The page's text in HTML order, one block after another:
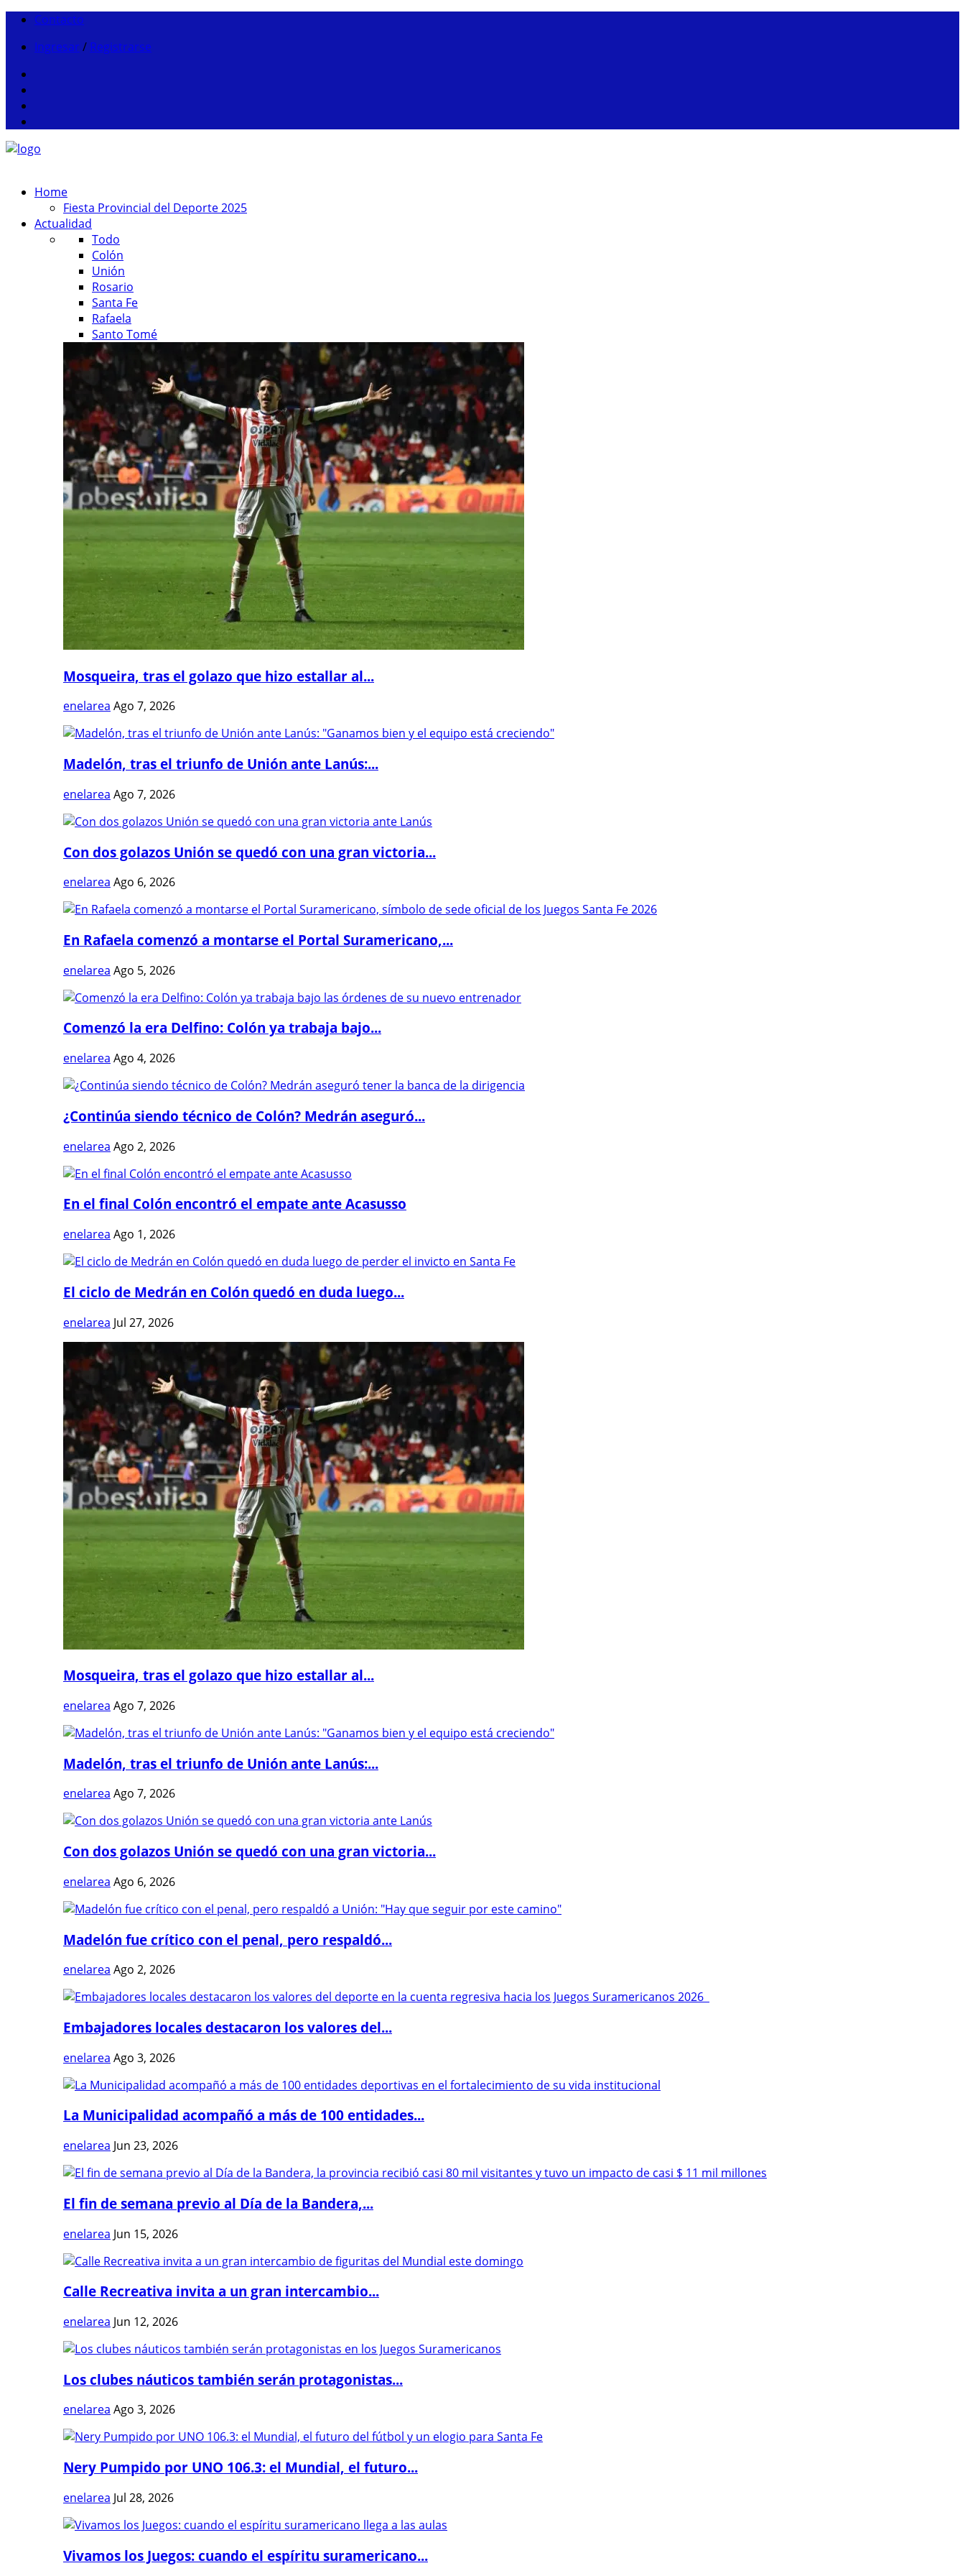
Contacto
Ingresar / Registrarse
Home
Fiesta Provincial del Deporte 2025
Actualidad
Todo
Colón
Unión
Rosario
Santa Fe
Rafaela
Santo Tomé
Mosqueira, tras el golazo que hizo estallar al...
enelarea Ago 7, 2026
Madelón, tras el triunfo de Unión ante Lanús:...
enelarea Ago 7, 2026
Con dos golazos Unión se quedó con una gran victoria...
enelarea Ago 6, 2026
En Rafaela comenzó a montarse el Portal Suramericano,...
enelarea Ago 5, 2026
Comenzó la era Delfino: Colón ya trabaja bajo...
enelarea Ago 4, 2026
¿Continúa siendo técnico de Colón? Medrán aseguró...
enelarea Ago 2, 2026
En el final Colón encontró el empate ante Acasusso
enelarea Ago 1, 2026
El ciclo de Medrán en Colón quedó en duda luego...
enelarea Jul 27, 2026
Mosqueira, tras el golazo que hizo estallar al...
enelarea Ago 7, 2026
Madelón, tras el triunfo de Unión ante Lanús:...
enelarea Ago 7, 2026
Con dos golazos Unión se quedó con una gran victoria...
enelarea Ago 6, 2026
Madelón fue crítico con el penal, pero respaldó...
enelarea Ago 2, 2026
Embajadores locales destacaron los valores del...
enelarea Ago 3, 2026
La Municipalidad acompañó a más de 100 entidades...
enelarea Jun 23, 2026
El fin de semana previo al Día de la Bandera,...
enelarea Jun 15, 2026
Calle Recreativa invita a un gran intercambio...
enelarea Jun 12, 2026
Los clubes náuticos también serán protagonistas...
enelarea Ago 3, 2026
Nery Pumpido por UNO 106.3: el Mundial, el futuro...
enelarea Jul 28, 2026
Vivamos los Juegos: cuando el espíritu suramericano...